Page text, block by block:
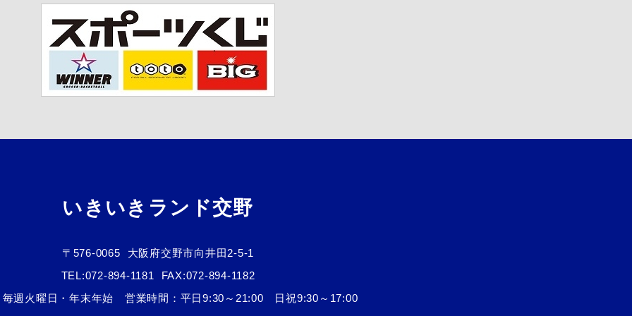
いきいきランド交野
〒576-0065
大阪府交野市向井田2-5-1
TEL:072-894-1181
FAX:072-894-1182
毎週火曜日・年末年始 営業時間：平日9:30～21:00 日祝9:30～17:00